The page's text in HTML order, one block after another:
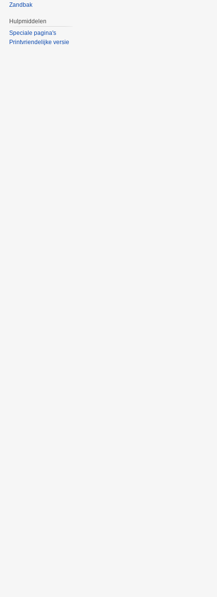
Zandbak
Hulpmiddelen
Speciale pagina's
Printvriendelijke versie